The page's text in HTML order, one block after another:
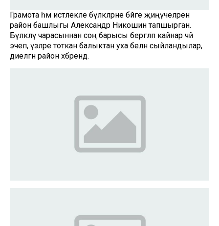
Грамота һәм истәлекле бүләкләрне бәйге җиңүчеләренә
район башлыгы Александр Никошин тапшырган.
Бүләкләү чарасыннан соң барысы бергәләп кайнар чәй
эчеп, үзләре тоткан балыктан уха белән сыйландылар,
диелгән район хәбәрендә.